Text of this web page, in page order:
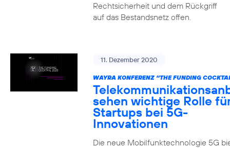
Rechtsicherheit und dem Rückgriff
auf das Bestandsnetz offen.
11. Dezember 2020
WAYRA KONFERENZ “THE FUNDING
sehen wichtige Rolle
Startups bei 5G-
Innovationen
Die neue Mobilfunktechnologie 5G